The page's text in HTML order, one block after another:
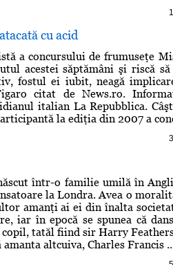
cu acid
a concursului de frumuseţe
acestei săptămâni şi riscă
fostul ei iubit, neagă
citat de News.ro.
italian La Repubblica.
la ediţia din 2007 a
într-o familie umilă în
la Londra. Avea o
amanţi ai ei din înalta
iar în epocă se spunea că
copil, tatăl fiind sir Harry
altcuiva, Charles Francis